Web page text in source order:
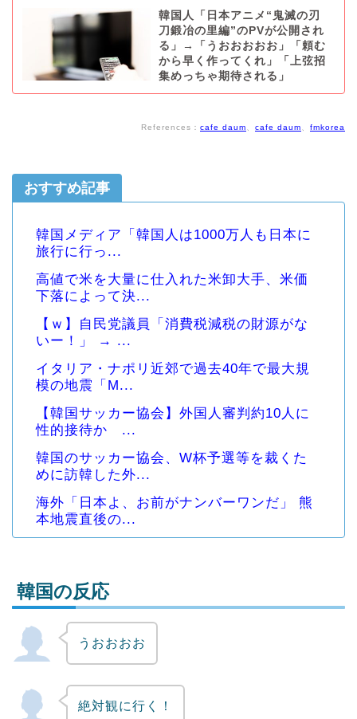
韓国人「日本アニメ“鬼滅の刃
刀鍛冶の里編”のPVが公開され
る」→「うおおおおお」「頼む
から早く作ってくれ」「上弦招
集めっちゃ期待される」
References： cafe daum、 cafe daum、 fmkorea
おすすめ記事
韓国メディア「韓国人は1000万人も日本に
旅行に行っ...
高値で米を大量に仕入れた米卸大手、米価
下落によって決...
【ｗ】自民党議員「消費税減税の財源がな
いー！」 → ...
イタリア・ナポリ近郊で過去40年で最大規
模の地震「M...
【韓国サッカー協会】外国人審判約10人に
性的接待か ...
韓国のサッカー協会、W杯予選等を裁くた
めに訪韓した外...
海外「日本よ、お前がナンバーワンだ」 熊
本地震直後の...
Powered by livedoor 相互RSS
韓国の反応
うおおおお
絶対観に行く！